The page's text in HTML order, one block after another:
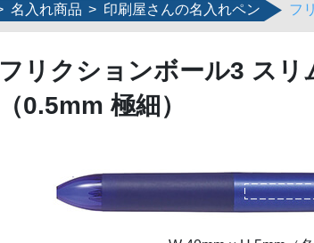
名入れ商品 印刷屋さんの名入れペン フ
フリクションボール3 スリ
（0.5mm 極細）